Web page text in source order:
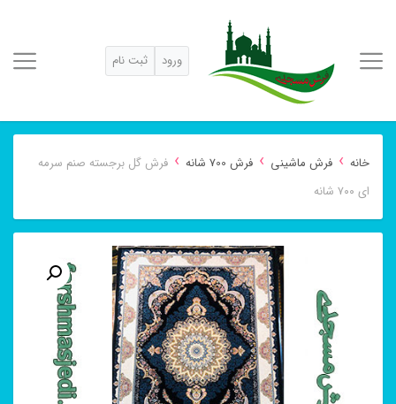
ورود ثبت نام
خانه › فرش ماشینی › فرش 700 شانه › فرش گل برجسته صنم سرمه
ای ۷۰۰ شانه